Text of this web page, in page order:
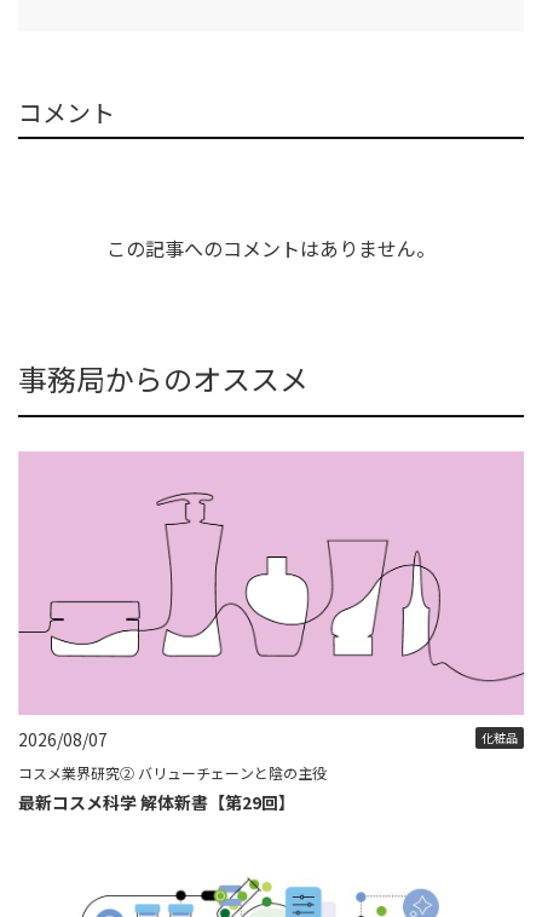
コメント
この記事へのコメントはありません。
事務局からのオススメ
2026/08/07 化粧品
コスメ業界研究② バリューチェーンと陰の主役
最新コスメ科学 解体新書【第29回】